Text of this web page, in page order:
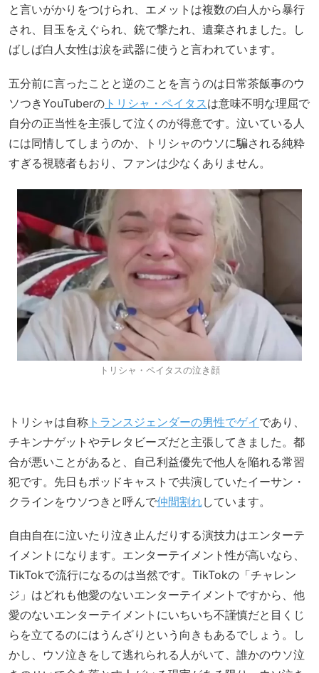
と言いがかりをつけられ、エメットは複数の白人から暴行
され、目玉をえぐられ、銃で撃たれ、遺棄されました。し
ばしば白人女性は涙を武器に使うと言われています。
五分前に言ったことと逆のことを言うのは日常茶飯事のウ
ソつきYouTuberの トリシャ・ペイタス は意味不明な理屈で
自分の正当性を主張して泣くのが得意です。泣いている人
には同情してしまうのか、トリシャのウソに騙される純粋
すぎる視聴者もおり、ファンは少なくありません。
トリシャ・ペイタスの泣き顔
トリシャは自称 トランスジェンダーの男性でゲイ であり、
チキンナゲットやテレタビーズだと主張してきました。都
合が悪いことがあると、自己利益優先で他人を陥れる常習
犯です。先日もポッドキャストで共演していたイーサン・
クラインをウソつきと呼んで仲間割れしています。
自由自在に泣いたり泣き止んだりする演技力はエンターテ
イメントになります。エンターテイメント性が高いなら、
TikTokで流行になるのは当然です。TikTokの「チャレン
ジ」はどれも他愛のないエンターテイメントですから、他
愛のないエンターテイメントにいちいち不謹慎だと目くじ
らを立てるのにはうんざりという向きもあるでしょう。し
かし、ウソ泣きをして逃れられる人がいて、誰かのウソ泣